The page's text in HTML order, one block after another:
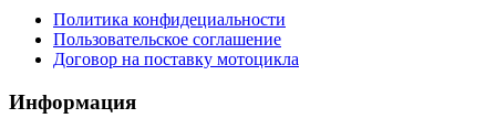
Политика конфидециальности
Пользовательское соглашение
Договор на поставку мотоцикла
Информация